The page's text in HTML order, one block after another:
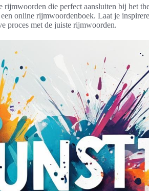
rijmwoorden die perfect aansluiten bij het
online rijmwoordenboek. Laat je
proces met de juiste rijmwoorden.